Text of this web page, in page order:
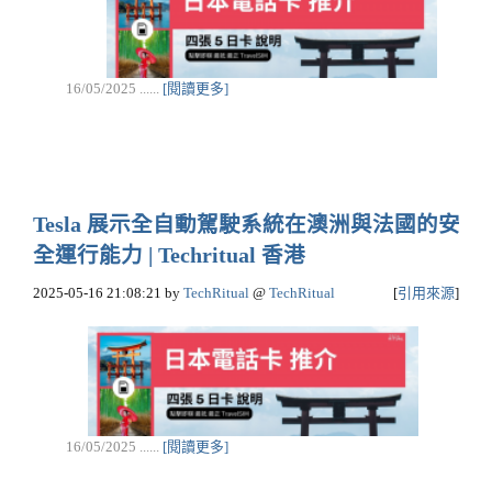
16/05/2025 ...... [閱讀更多]
Tesla 展示全自動駕駛系統在澳洲與法國的安
全運行能力 | Techritual 香港
2025-05-16 21:08:21 by TechRitual @ TechRitual [引用來源]
16/05/2025 ...... [閱讀更多]